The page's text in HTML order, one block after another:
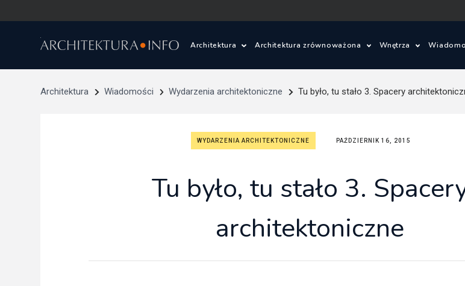
Architektura
Wasze realizacje
Architektura krajobrazu
Prace konkursowe
Architektura zrównoważona
Ślad węglowy i budynki bezemisyjne
Budynki zrównoważone
Miasta zrównoważone
Wnętrza
Architektura Wiadomości Wydarzenia architektoniczne Tu było, tu stało 3. Spacery
WYDARZENIA ARCHITEKTONICZNE PAŹDZIERNIK 16, 2015
Tu było, tu stało 3.
architektoniczne